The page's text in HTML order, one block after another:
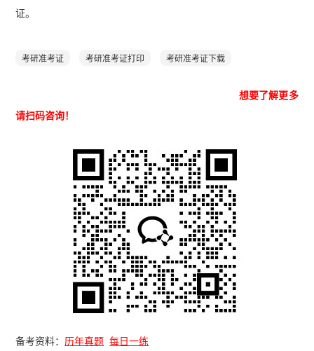
证。
考研准考证 考研准考证打印 考研准考证下载
想要了解更多
请扫码咨询！
备考资料： 历年真题 每日一练